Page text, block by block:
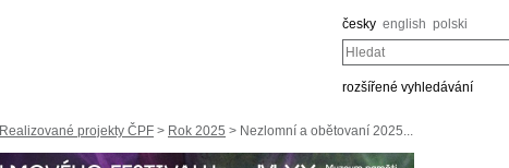
česky english polski
Hledat
rozšířené vyhledávání
Realizované projekty ČPF > Rok 2025 > Nezlomní a obětovaní 2025...